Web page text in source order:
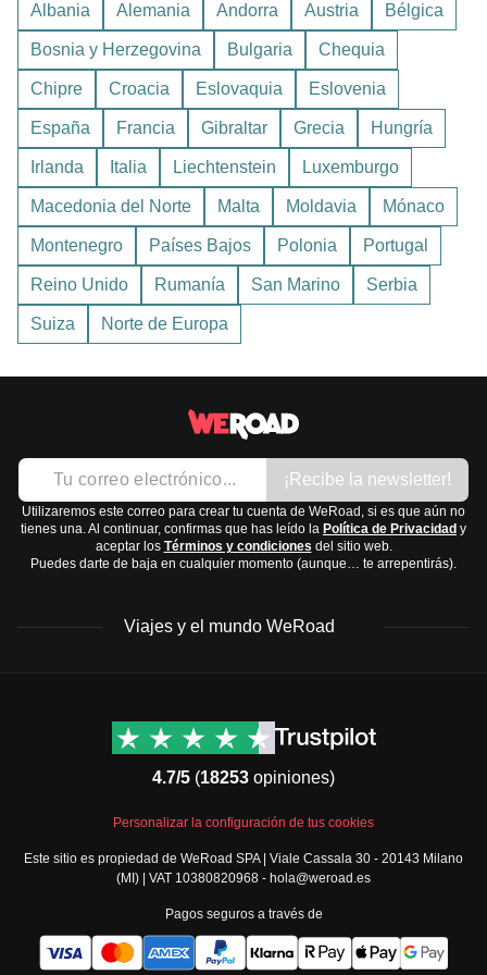
una semana es espectacular.
El paseInterrailes muy conveniente sobre todo para
menores de28 años
y para quienes desean flexibilidad
en varios países; los trenes nocturnos también están
volviendo de moda en muchas rutas europeas.
Albania Alemania Andorra Austria Bélgica
Bosnia y Herzegovina Bulgaria Chequia
Chipre Croacia Eslovaquia Eslovenia
España Francia Gibraltar Grecia Hungría
Irlanda Italia Liechtenstein Luxemburgo
Macedonia del Norte Malta Moldavia Mónaco
Montenegro Países Bajos Polonia Portugal
Reino Unido Rumanía San Marino Serbia
Suiza Norte de Europa
¡Recibe la newsletter!
Utilizaremos este correo para crear tu cuenta de WeRoad, si es que aún no
tienes una. Al continuar, confirmas que has leído la Política de Privacidad y
aceptar los Términos y condiciones del sitio web.
Puedes darte de baja en cualquier momento (aunque… te arrepentirás).
Viajes y el mundo WeRoad
América del Norte
Oriente Medio
España y Portugal
Todos los destinos
Contacto
Términos y condiciones
Condiciones generales
Política de cookies
Security
Governance
4.7/5 (18253 opiniones)
Personalizar la configuración de tus cookies
Este sitio es propiedad de WeRoad SPA | Viale Cassala 30 - 20143 Milano
(MI) | VAT 10380820968 - hola@weroad.es
Pagos seguros a través de